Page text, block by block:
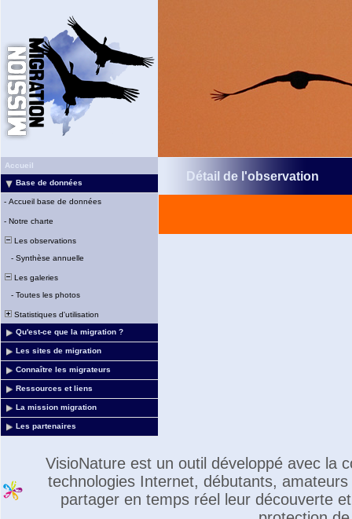
Accueil
Base de données
- Accueil base de données
- Notre charte
Les observations
- Synthèse annuelle
Les galeries
- Toutes les photos
Statistiques d'utilisation
Qu'est-ce que la migration ?
Les sites de migration
Connaître les migrateurs
Ressources et liens
La mission migration
Les partenaires
Détail de l'observation
VisioNature est un outil développé avec la
technologies Internet, débutants,
partager en temps réel leur découverte